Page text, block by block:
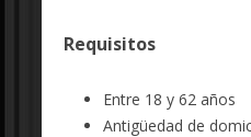
Requisitos
Entre 18 y 62 años
Antigüedad de